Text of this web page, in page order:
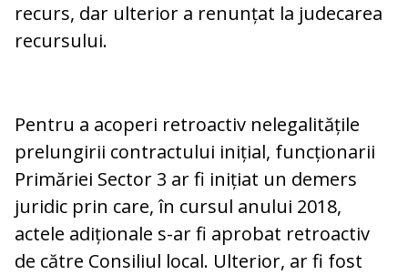
recurs, dar ulterior a renunțat la judecarea
recursului.
Pentru a acoperi retroactiv nelegalitățile
prelungirii contractului inițial, funcționarii
Primăriei Sector 3 ar fi inițiat un demers
juridic prin care, în cursul anului 2018,
actele adiționale s-ar fi aprobat retroactiv
de către Consiliul local. Ulterior, ar fi fost